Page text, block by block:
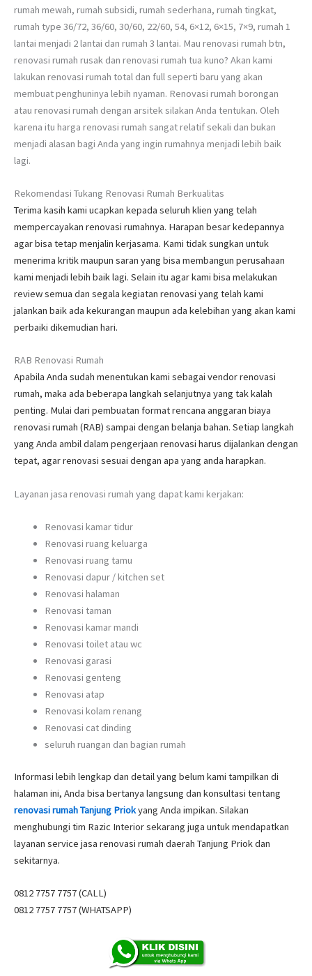
rumah mewah, rumah subsidi, rumah sederhana, rumah tingkat,
rumah type 36/72, 36/60, 30/60, 22/60, 54, 6×12, 6×15, 7×9, rumah 1
lantai menjadi 2 lantai dan rumah 3 lantai. Mau renovasi rumah btn,
renovasi rumah rusak dan renovasi rumah tua kuno? Akan kami
lakukan renovasi rumah total dan full seperti baru yang akan
membuat penghuninya lebih nyaman. Renovasi rumah borongan
atau renovasi rumah dengan arsitek silakan Anda tentukan. Oleh
karena itu harga renovasi rumah sangat relatif sekali dan bukan
menjadi alasan bagi Anda yang ingin rumahnya menjadi lebih baik
lagi.
Rekomendasi Tukang Renovasi Rumah Berkualitas
Terima kasih kami ucapkan kepada seluruh klien yang telah
mempercayakan renovasi rumahnya. Harapan besar kedepannya
agar bisa tetap menjalin kerjasama. Kami tidak sungkan untuk
menerima kritik maupun saran yang bisa membangun perusahaan
kami menjadi lebih baik lagi. Selain itu agar kami bisa melakukan
review semua dan segala kegiatan renovasi yang telah kami
jalankan baik ada kekurangan maupun ada kelebihan yang akan kami
perbaiki dikemudian hari.
RAB Renovasi Rumah
Apabila Anda sudah menentukan kami sebagai vendor renovasi
rumah, maka ada beberapa langkah selanjutnya yang tak kalah
penting. Mulai dari pembuatan format rencana anggaran biaya
renovasi rumah (RAB) sampai dengan belanja bahan. Setiap langkah
yang Anda ambil dalam pengerjaan renovasi harus dijalankan dengan
tepat, agar renovasi sesuai dengan apa yang anda harapkan.
Layanan jasa renovasi rumah yang dapat kami kerjakan:
Renovasi kamar tidur
Renovasi ruang keluarga
Renovasi ruang tamu
Renovasi dapur / kitchen set
Renovasi halaman
Renovasi taman
Renovasi kamar mandi
Renovasi toilet atau wc
Renovasi garasi
Renovasi genteng
Renovasi atap
Renovasi kolam renang
Renovasi cat dinding
seluruh ruangan dan bagian rumah
Informasi lebih lengkap dan detail yang belum kami tampilkan di
halaman ini, Anda bisa bertanya langsung dan konsultasi tentang
renovasi rumah Tanjung Priokyang Anda impikan. Silakan
menghubungi tim Razic Interior sekarang juga untuk mendapatkan
layanan service jasa renovasi rumah daerah Tanjung Priok dan
sekitarnya.
0812 7757 7757 (CALL)
0812 7757 7757 (WHATSAPP)